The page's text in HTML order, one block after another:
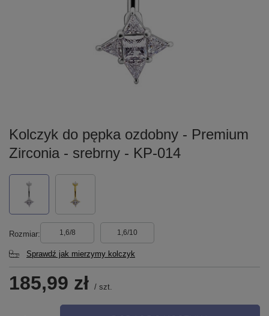
Kolczyk do pępka ozdobny - Premium
Zirconia - srebrny - KP-014
Rozmiar 1,6/8 1,6/10
Sprawdź jak mierzymy kolczyk
185,99 zł / szt.